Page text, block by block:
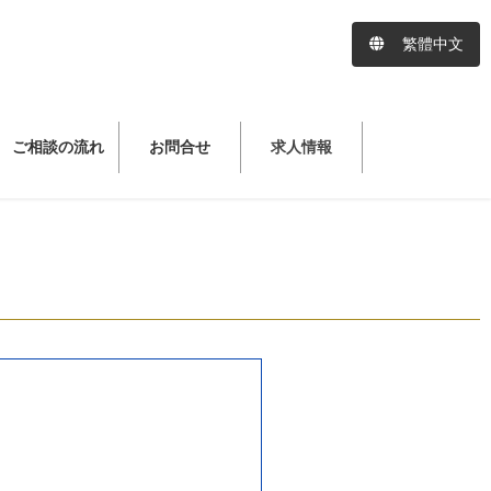
ご相談の流れ お問合せ 求人情報
繁體中文